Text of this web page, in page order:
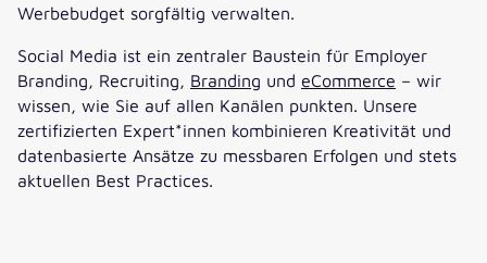
Werbebudget sorgfältig verwalten.
Social Media ist ein zentraler Baustein für Employer
Branding, Recruiting, Branding und eCommerce – wir
wissen, wie Sie auf allen Kanälen punkten. Unsere
zertifizierten Expert*innen kombinieren Kreativität und
datenbasierte Ansätze zu messbaren Erfolgen und stets
aktuellen Best Practices.